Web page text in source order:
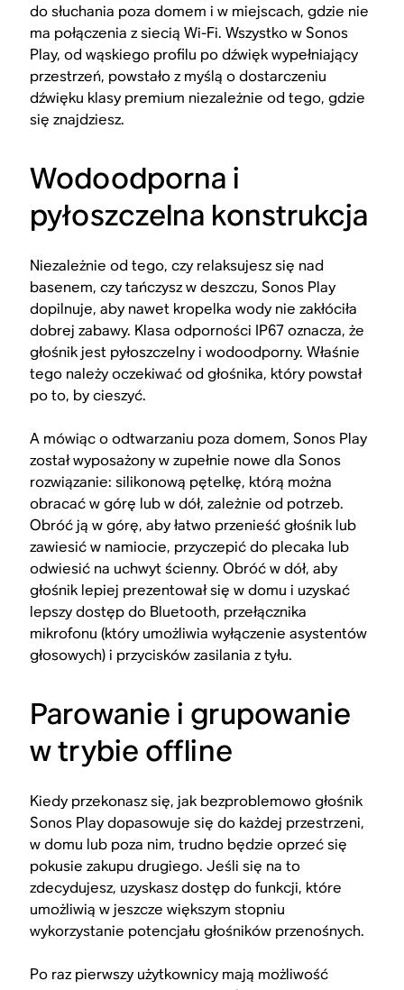
do słuchania poza domem i w miejscach, gdzie nie
ma połączenia z siecią Wi-Fi. Wszystko w Sonos
Play, od wąskiego profilu po dźwięk wypełniający
przestrzeń, powstało z myślą o dostarczeniu
dźwięku klasy premium niezależnie od tego, gdzie
się znajdziesz.
Wodoodporna i
pyłoszczelna konstrukcja
Niezależnie od tego, czy relaksujesz się nad
basenem, czy tańczysz w deszczu, Sonos Play
dopilnuje, aby nawet kropelka wody nie zakłóciła
dobrej zabawy. Klasa odporności IP67 oznacza, że
głośnik jest pyłoszczelny i wodoodporny. Właśnie
tego należy oczekiwać od głośnika, który powstał
po to, by cieszyć.
A mówiąc o odtwarzaniu poza domem, Sonos Play
został wyposażony w zupełnie nowe dla Sonos
rozwiązanie: silikonową pętelkę, którą można
obracać w górę lub w dół, zależnie od potrzeb.
Obróć ją w górę, aby łatwo przenieść głośnik lub
zawiesić w namiocie, przyczepić do plecaka lub
odwiesić na uchwyt ścienny. Obróć w dół, aby
głośnik lepiej prezentował się w domu i uzyskać
lepszy dostęp do Bluetooth, przełącznika
mikrofonu (który umożliwia wyłączenie asystentów
głosowych) i przycisków zasilania z tyłu.
Parowanie i grupowanie
w trybie offline
Kiedy przekonasz się, jak bezproblemowo głośnik
Sonos Play dopasowuje się do każdej przestrzeni,
w domu lub poza nim, trudno będzie oprzeć się
pokusie zakupu drugiego. Jeśli się na to
zdecydujesz, uzyskasz dostęp do funkcji, które
umożliwią w jeszcze większym stopniu
wykorzystanie potencjału głośników przenośnych.
Po raz pierwszy użytkownicy mają możliwość